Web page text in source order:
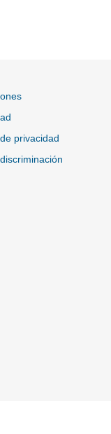
privacidad